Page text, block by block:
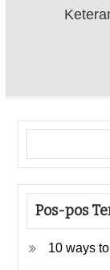
Pos-pos
10 ways